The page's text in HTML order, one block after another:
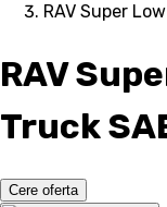
RAV Super
RAV
Truck
Cere oferta